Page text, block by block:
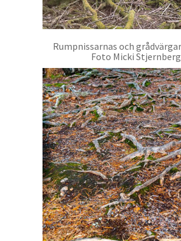
Rumpnissarnas och
Foto Micki Stjernberg